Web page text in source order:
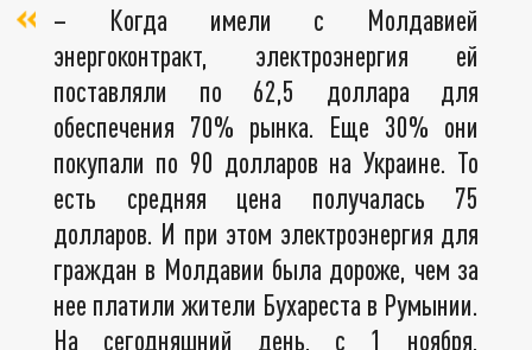
– Когда имели с Молдавией
энергоконтракт, электроэнергия ей
поставляли по 62,5 доллара для
обеспечения 70% рынка. Еще 30% они
покупали по 90 долларов на Украине. То
есть средняя цена получалась 75
долларов. И при этом электроэнергия для
граждан в Молдавии была дороже, чем за
нее платили жители Бухареста в Румынии.
На сегодняшний день, с 1 ноября,